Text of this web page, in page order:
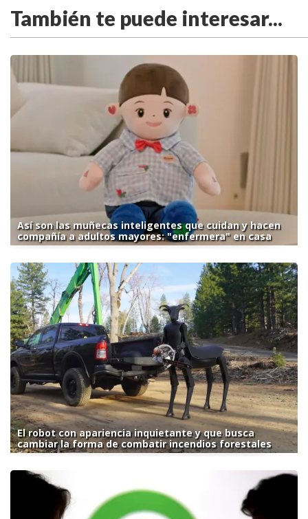
También te puede interesar...
Así son las muñecas inteligentes que cuidan y hacen
compañía a adultos mayores: "enfermera" en casa
El robot con apariencia inquietante y que busca
cambiar la forma de combatir incendios forestales